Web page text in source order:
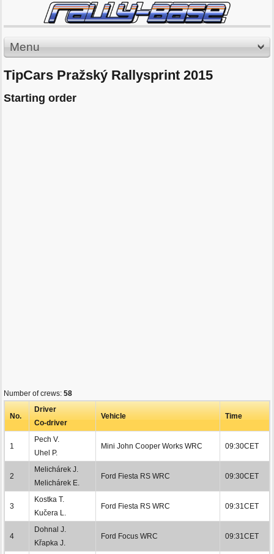
Menu
TipCars Pražský Rallysprint 2015
Starting order
Number of crews: 58
No.
Driver
Co-driver
Vehicle Time
1
Pech V.
Uhel P.
Mini John Cooper Works WRC 09:30CET
2
Melichárek J.
Melichárek E.
Ford Fiesta RS WRC 09:30CET
3
Kostka T.
Kučera L.
Ford Fiesta RS WRC 09:31CET
4
Dohnal J.
Křapka J.
Ford Focus WRC 09:31CET